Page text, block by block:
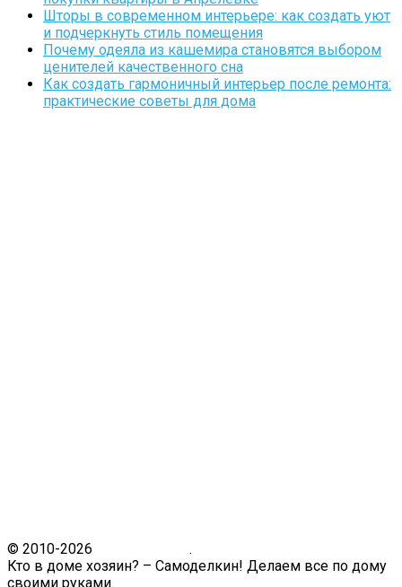
Шторы в современном интерьере: как создать уют
и подчеркнуть стиль помещения
Почему одеяла из кашемира становятся выбором
ценителей качественного сна
Как создать гармоничный интерьер после ремонта:
практические советы для дома
© 2010-2026
.
Кто в доме хозяин? – Самоделкин! Делаем все по дому
своими руками.